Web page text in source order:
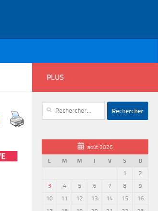
PLUS
août 2026
L
M M J V S
D
1
2
3
4 5 6 7 8
9
10
11 12 13 14 15
16